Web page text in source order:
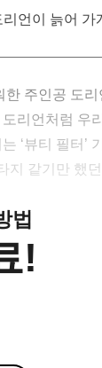
언이 늙어 가
주인공 도리
리언처럼 우
‘뷰티 필터’
지 같기만 했던
법
!